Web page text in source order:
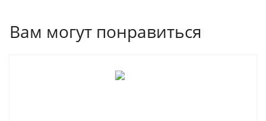
Вам могут понравиться